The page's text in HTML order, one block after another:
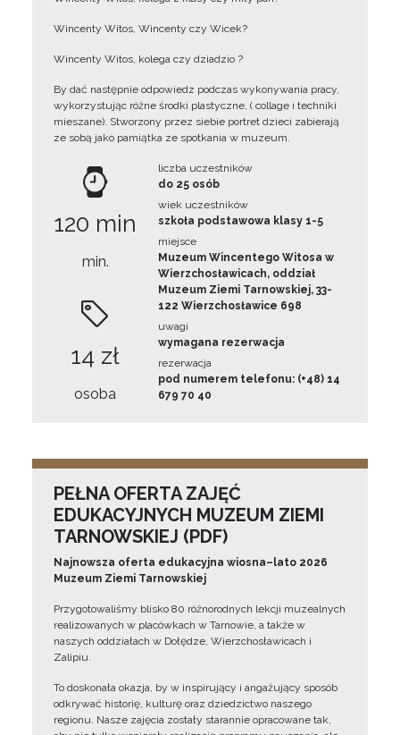
Wincenty Witos, Wincenty czy Wicek?
Wincenty Witos, kolega czy dziadzio ?
By dać następnie odpowiedz podczas wykonywania pracy,
wykorzystując różne środki plastyczne, ( collage i techniki
mieszane). Stworzony przez siebie portret dzieci zabierają
ze sobą jako pamiątka ze spotkania w muzeum.
120 min
min.
14 zł
osoba
liczba uczestników
do 25 osób
wiek uczestników
szkoła podstawowa klasy 1-5
miejsce
Muzeum Wincentego Witosa w
Wierzchosławicach, oddział
Muzeum Ziemi Tarnowskiej, 33-
122 Wierzchosławice 698
uwagi
wymagana rezerwacja
rezerwacja
pod numerem telefonu: (+48) 14
679 70 40
PEŁNA OFERTA ZAJĘĆ
EDUKACYJNYCH MUZEUM ZIEMI
TARNOWSKIEJ (PDF)
Najnowsza oferta edukacyjna wiosna–lato 2026
Muzeum Ziemi Tarnowskiej
Przygotowaliśmy blisko 80 różnorodnych lekcji muzealnych
realizowanych w placówkach w Tarnowie, a także w
naszych oddziałach w Dołędze, Wierzchosławicach i
Zalipiu.
To doskonała okazja, by w inspirujący i angażujący sposób
odkrywać historię, kulturę oraz dziedzictwo naszego
regionu. Nasze zajęcia zostały starannie opracowane tak,